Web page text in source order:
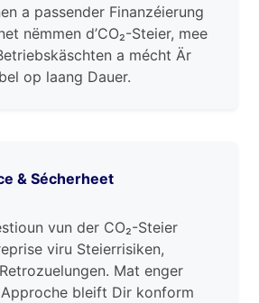
a passender Finanzéierung
nëmmen d’CO₂-Steier, mee
a mécht Är
op laang Dauer.
& Sécherheet
vun der CO₂-Steier
viru Steierrisiken,
Mat enger
bleift Dir konform